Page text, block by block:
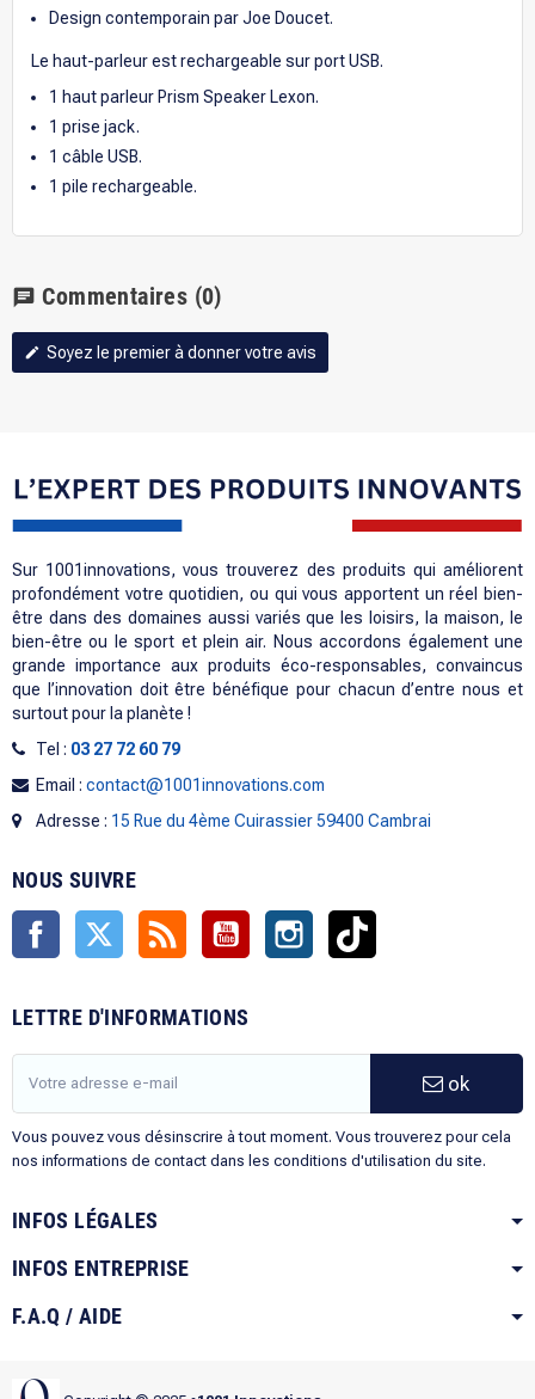
Design contemporain par Joe Doucet.
Le haut-parleur est rechargeable sur port USB.
1 haut parleur Prism Speaker Lexon.
1 prise jack.
1 câble USB.
1 pile rechargeable.
chat Commentaires (0)
edit Soyez le premier à donner votre avis
Sur 1001innovations, vous trouverez des produits qui améliorent
profondément votre quotidien, ou qui vous apportent un réel bien-
être dans des domaines aussi variés que les loisirs, la maison, le
bien-être ou le sport et plein air. Nous accordons également une
grande importance aux produits éco-responsables, convaincus
que l’innovation doit être bénéfique pour chacun d’entre nous et
surtout pour la planète !
Tel : 03 27 72 60 79
Email : contact@1001innovations.com
Adresse : 15 Rue du 4ème Cuirassier 59400 Cambrai
NOUS SUIVRE
Facebook Twitter Rss YouTube Instagram
LETTRE D'INFORMATIONS
ok
Vous pouvez vous désinscrire à tout moment. Vous trouverez pour cela
nos informations de contact dans les conditions d'utilisation du site.
INFOS LÉGALES
INFOS ENTREPRISE
F.A.Q / AIDE